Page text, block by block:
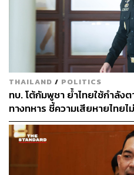
หลังการยื่นหนังสือเสร็จ กลุ่ม
สถาบันได้พบเห็น ณัฐพงศ์ มา
Ratsadon News ได้มาร่วมสั
อัคราวุธได้ห้ามปรามกลุ่มมว
เป็นไร ให้เขาได้ทำหน้าที่ของเ
สังเกตการณ์ในครั้งนี้ จะทำให้
ดินและเคารพรักสถาบันพระม
ต่อมาเวลา 13.00 น. กลุ่มศูน
เดินทางต่อไปยังกรมยุทธการ
ไทย เพื่อยื่นหนังสือ ต่อ พล.อ.
THAILAND / POLITICS
ทบ. โต้กัมพูชา ย้ำไทยใช้กำลัง
ทางทหาร ชี้ความเสียหายไทย
บิดเบือน